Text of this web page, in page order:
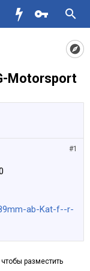
Motorsport
#1
ab-Kat-f--r-
разместить